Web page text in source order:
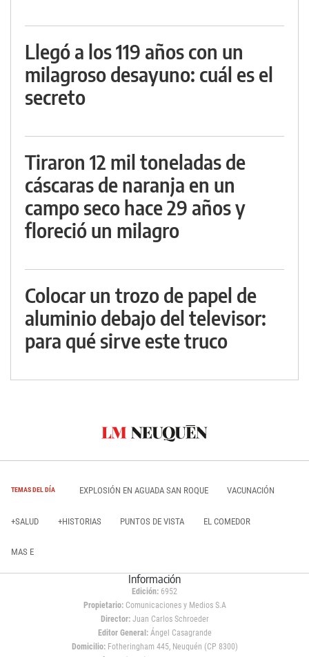
Llegó a los 119 años con un
milagroso desayuno: cuál es el
secreto
Tiraron 12 mil toneladas de
cáscaras de naranja en un
campo seco hace 29 años y
floreció un milagro
Colocar un trozo de papel de
aluminio debajo del televisor:
para qué sirve este truco
TEMAS DEL DÍA EXPLOSIÓN EN AGUADA SAN ROQUE VACUNACIÓN
+SALUD +HISTORIAS PUNTOS DE VISTA EL COMEDOR
MAS E
Información
Edición: 6952
Propietario:Comunicaciones y Medios S.A
Director: Juan Carlos Schroeder
Editor General:Ángel Casagrande
Domicilio:Fotheringham 445, Neuquén (CP 8300)